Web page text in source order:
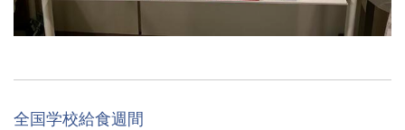
全国学校給食週間